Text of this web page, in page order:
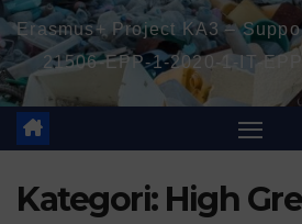
Erasmus+ Project KA3 –
21506-EPP-1-2020-1-IT-
Kategori: High